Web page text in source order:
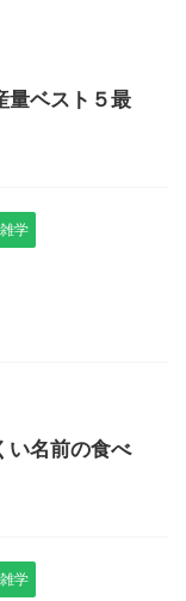
量ベスト５最
学
い名前の食べ
学